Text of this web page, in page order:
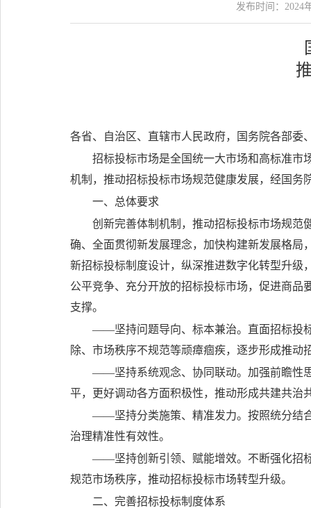
发布时间：2024
各省、自治区、直辖市人民政府，国务院各部委
招标投标市场是全国统一大市场和高标准市
机制，推动招标投标市场规范健康发展，经国务
一、总体要求
创新完善体制机制，推动招标投标市场规范
确、全面贯彻新发展理念，加快构建新发展格局
新招标投标制度设计，纵深推进数字化转型升级
公平竞争、充分开放的招标投标市场，促进商
支撑。
——坚持问题导向、标本兼治。 直面招标投
除、市场秩序不规范等顽瘴痼疾，逐步形成推动
——坚持系统观念、协同联动。 加强前瞻性
平，更好调动各方面积极性，推动形成共建共治
——坚持分类施策、精准发力。 按照统分结
治理精准性有效性。
——坚持创新引领、赋能增效。 不断强化招
规范市场秩序，推动招标投标市场转型升级。
二、完善招标投标制度体系